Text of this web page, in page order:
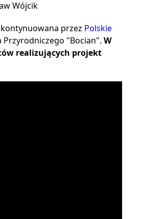
Wójcik
przez Polskie
"Bocian". W
realizujących projekt